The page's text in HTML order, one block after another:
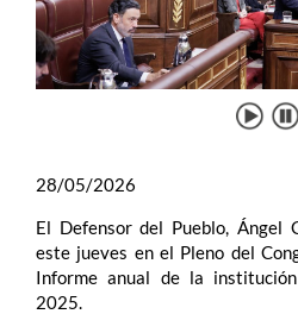
28/05/2026
El Defensor del Pueblo, Ángel
este jueves en el Pleno del
Informe anual de la
2025.